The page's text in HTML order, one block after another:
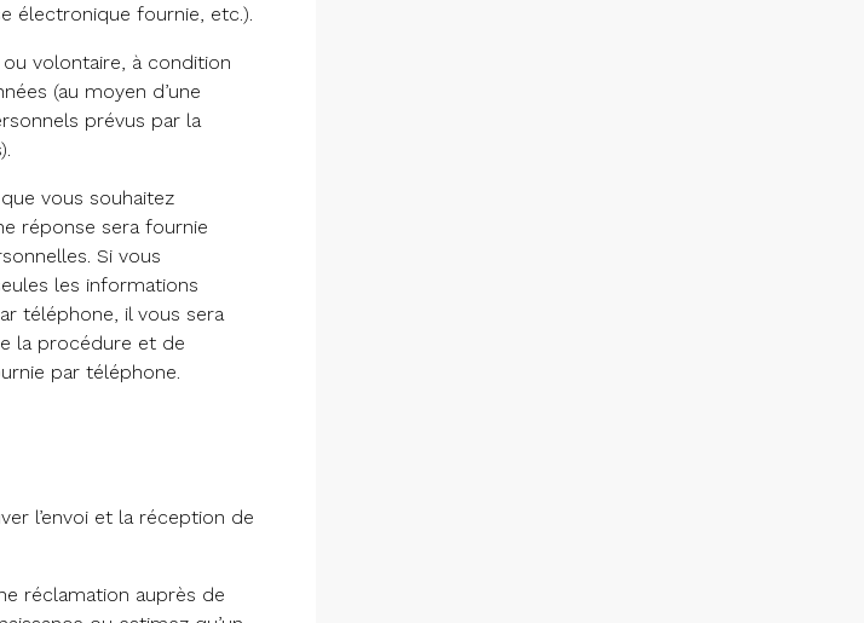
électronique fournie, etc.).
volontaire, à condition
(au moyen d’une
prévus par la
vous souhaitez
réponse sera fournie
Si vous
les informations
téléphone, il vous sera
la procédure et de
par téléphone.
l’envoi et la réception de
réclamation auprès de